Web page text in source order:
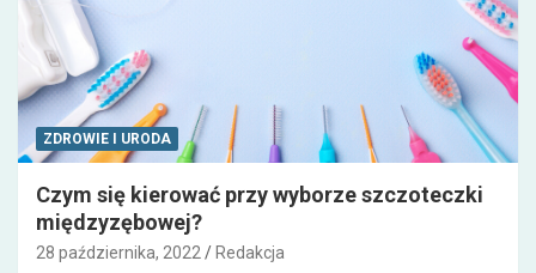
ZDROWIE I URODA
Czym się kierować przy wyborze szczoteczki
międzyzębowej?
28 października, 2022 Redakcja